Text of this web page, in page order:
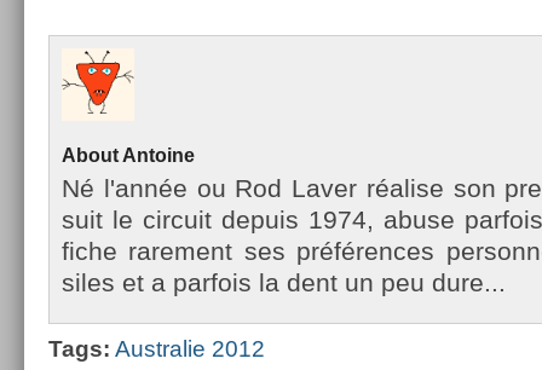
About An­toine
Né l'année ou Rod Laver réalise son
suit le cir­cuit de­puis 1974, abuse
fiche rare­ment ses préfér­ences
siles et a par­fois la dent un peu dure...
Tags: Australie 2012